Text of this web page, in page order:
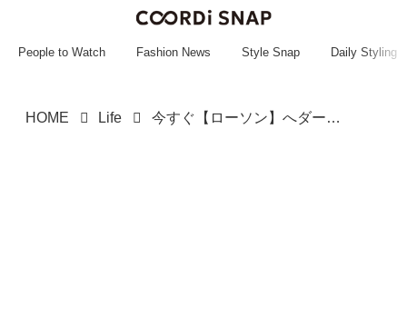
~~~~~~~~~~~
People to Watch Fashion News Style Snap Daily Styling
HOME Life 今すぐ【ローソン】へダーーーッシュ！！ 新作続々♡「お芋スイーツ・パン」をチェック